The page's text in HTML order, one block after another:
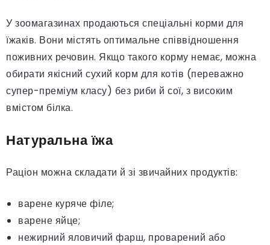
У зоомагазинах продаються спеціальні корми для
їжаків. Вони містять оптимальне співвідношення
поживних речовин. Якщо такого корму немає, можна
обирати якісний сухий корм для котів (переважно
супер-преміум класу) без риби й сої, з високим
вмістом білка.
Натуральна їжа
Раціон можна складати й зі звичайних продуктів:
варене куряче філе;
варене яйце;
нежирний яловичий фарш, проварений або